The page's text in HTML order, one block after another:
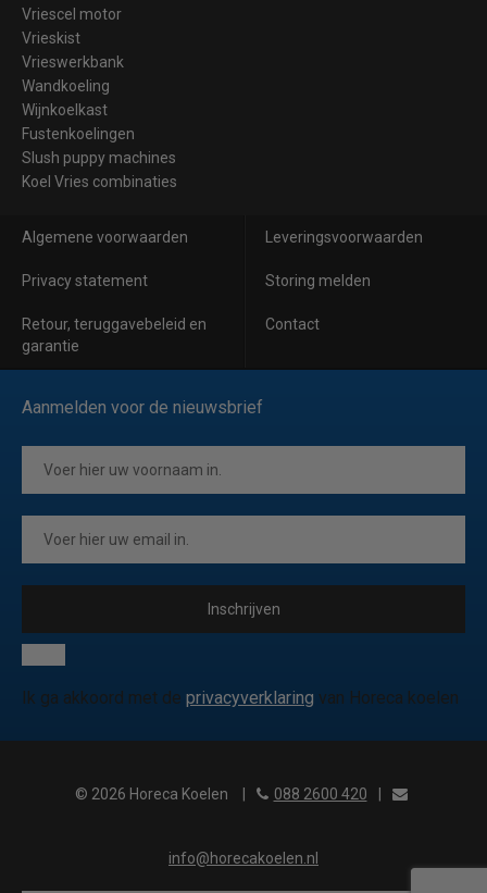
Vriescel motor
Vrieskist
Vrieswerkbank
Wandkoeling
Wijnkoelkast
Fustenkoelingen
Slush puppy machines
Koel Vries combinaties
Algemene voorwaarden Leveringsvoorwaarden
Privacy statement Storing melden
Retour, teruggavebeleid en
garantie
Contact
Aanmelden voor de nieuwsbrief
Inschrijven
Ik ga akkoord met de privacyverklaring van Horeca koelen
© 2026 Horeca Koelen 088 2600 420
info@horecakoelen.nl